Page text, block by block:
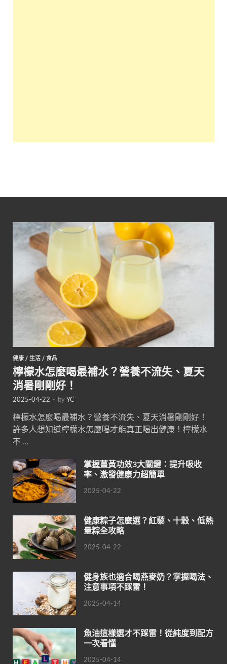
健康 / 生活 / 食品
檸檬水怎麼喝最補水？營養不流失、夏天
消暑剛剛好！
2025-04-22 - byYC
檸檬水怎麼喝最補水？營養不流失、夏天消暑剛剛好！
許多人想知道檸檬水怎麼喝才能真正喝出健康！檸檬水
不 …
掌握薑黃功效3大關鍵：提升吸收
率、激發健康力超簡單
2025-04-22
健康粽子怎麼選？紅藜、十穀、低熱
量粽全攻略
2025-04-22
健身族也適合喝燕麥奶？掌握喝法、
注意事項不踩雷！
2025-04-14
魚油這樣選才不踩雷！從純度到配方
一次看懂
2025-04-14